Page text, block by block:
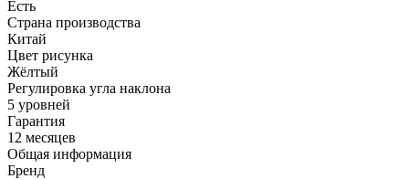
Есть
Страна производства
Китай
Цвет рисунка
Жёлтый
Регулировка угла наклона
5 уровней
Гарантия
12 месяцев
Общая информация
Бренд